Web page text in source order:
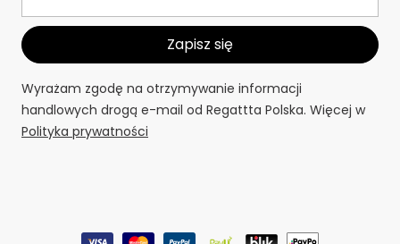
Wyrażam zgodę na otrzymywanie informacji
handlowych drogą e-mail od Regattta Polska. Więcej w
Polityka prywatności